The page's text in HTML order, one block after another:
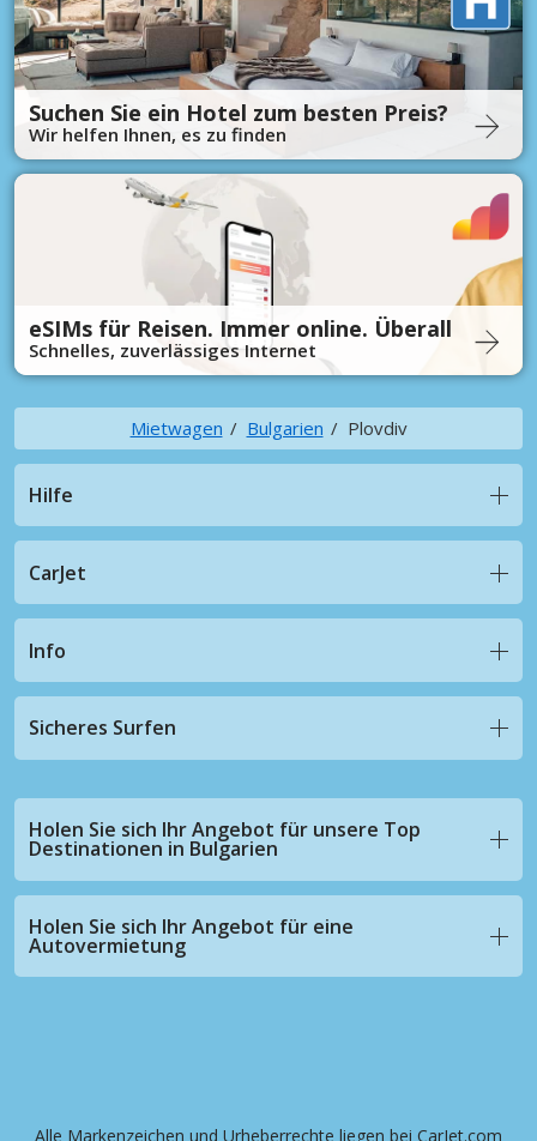
Suchen Sie ein Hotel zum besten Preis?
Wir helfen Ihnen, es zu finden
eSIMs für Reisen. Immer online. Überall
Schnelles, zuverlässiges Internet
Mietwagen Bulgarien Plovdiv
Hilfe
CarJet
Info
Sicheres Surfen
Holen Sie sich Ihr Angebot für unsere Top
Destinationen in Bulgarien
Holen Sie sich Ihr Angebot für eine
Autovermietung
Alle Markenzeichen und Urheberrechte liegen bei CarJet.com